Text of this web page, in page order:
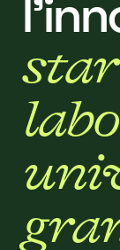
l’inn
star
labo
uni
gra